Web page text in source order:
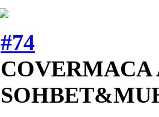
#74
COVERMACA